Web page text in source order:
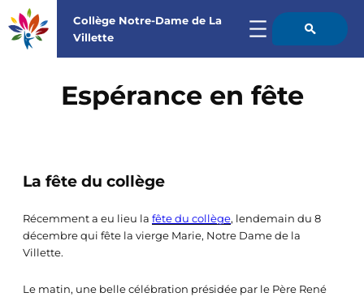
Collège Notre-Dame de La
Villette

Espérance en fête
La fête du collège
Récemment a eu lieu la fête du collège, lendemain du 8
décembre qui fête la vierge Marie, Notre Dame de la
Villette.
Le matin, une belle célébration présidée par le Père René